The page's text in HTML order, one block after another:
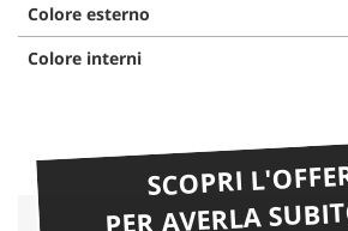
Colore esterno
Colore interni
SCOPRI
PER AVERLA